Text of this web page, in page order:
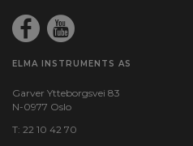
ELMA INSTRUMENTS AS
Garver Ytteborgsvei 83
N-0977 Oslo
T: 22 10 42 70